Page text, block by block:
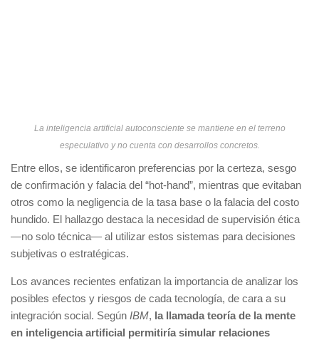
La inteligencia artificial autoconsciente se mantiene en el terreno
especulativo y no cuenta con desarrollos concretos.
Entre ellos, se identificaron preferencias por la certeza, sesgo
de confirmación y falacia del “hot-hand”, mientras que evitaban
otros como la negligencia de la tasa base o la falacia del costo
hundido. El hallazgo destaca la necesidad de supervisión ética
—no solo técnica— al utilizar estos sistemas para decisiones
subjetivas o estratégicas.
Los avances recientes enfatizan la importancia de analizar los
posibles efectos y riesgos de cada tecnología, de cara a su
integración social. Según IBM, la llamada teoría de la mente
en inteligencia artificial permitiría simular relaciones